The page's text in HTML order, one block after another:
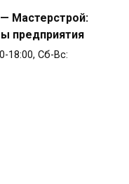
Мастерстрой:
предприятия
18:00, Сб-Вс: